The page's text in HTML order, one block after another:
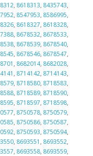
, 8618313, 8435743,
, 8547953, 8586995,
, 8618327, 8618328,
, 8678532, 8678533,
, 8678539, 8678540,
, 8678546, 8678547,
, 8682014, 8682028,
, 8714142, 8714143,
, 8718580, 8718583,
, 8718589, 8718590,
, 8718597, 8718598,
, 8750578, 8750579,
, 8750586, 8750587,
, 8750593, 8750594,
, 8693551 , 8693552,
, 8693558, 8693559,